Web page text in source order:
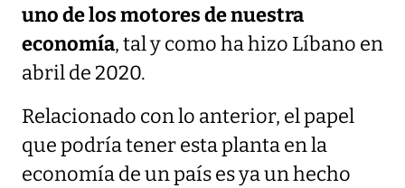
uno de los motores de nuestra
economía, tal y como ha hizo Líbano en
abril de 2020.
Relacionado con lo anterior, el papel
que podría tener esta planta en la
economía de un país es ya un hecho